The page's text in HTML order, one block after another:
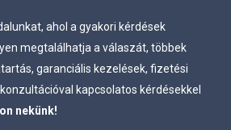
ahol a gyakori kérdések
megtalálhatja a válaszát, többek
garanciális kezelések, fizetési
kapcsolatos kérdésekkel
nekünk!